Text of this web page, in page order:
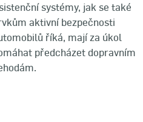
systémy, jak se také
aktivní bezpečnosti
říká, mají za úkol
předcházet dopravním